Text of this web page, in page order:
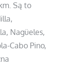
Są to
Nagüeles,
Cabo Pino,